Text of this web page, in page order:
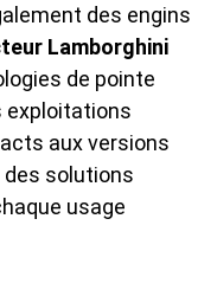
des engins
Lamborghini
de pointe
exploitations
aux versions
des solutions
usage